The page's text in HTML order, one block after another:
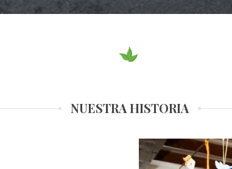
NUESTRA HISTORIA